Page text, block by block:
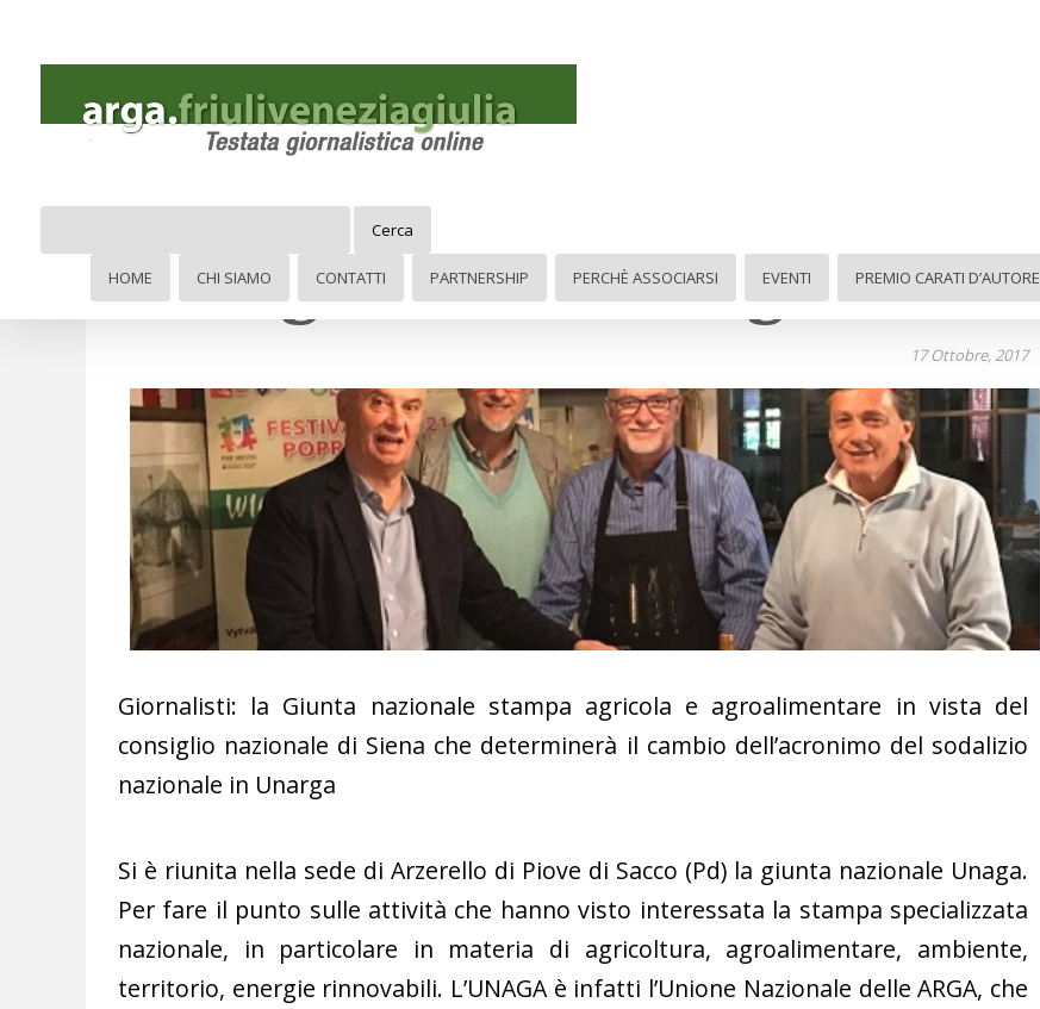
Cerca
HOME CHI SIAMO CONTATTI PARTNERSHIP PERCHÈ ASSOCIARSI EVENTI PREMIO CARATI D’AUTORE
#Unaga verso #UnArga
17 Ottobre, 2017
Giornalisti: la Giunta nazionale stampa agricola e agroalimentare in vista del
consiglio nazionale di Siena che determinerà il cambio dell’acronimo del sodalizio
nazionale in Unarga
Si è riunita nella sede di Arzerello di Piove di Sacco (Pd) la giunta nazionale Unaga.
Per fare il punto sulle attività che hanno visto interessata la stampa specializzata
nazionale, in particolare in materia di agricoltura, agroalimentare, ambiente,
territorio, energie rinnovabili. L’UNAGA è infatti l’Unione Nazionale delle ARGA, che